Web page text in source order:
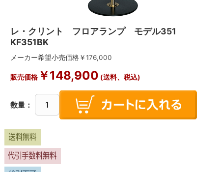
レ・クリント フロアランプ モデル351
KF351BK
メーカー希望小売価格￥176,000
販売価格￥148,900 (送料、税込)
数量：